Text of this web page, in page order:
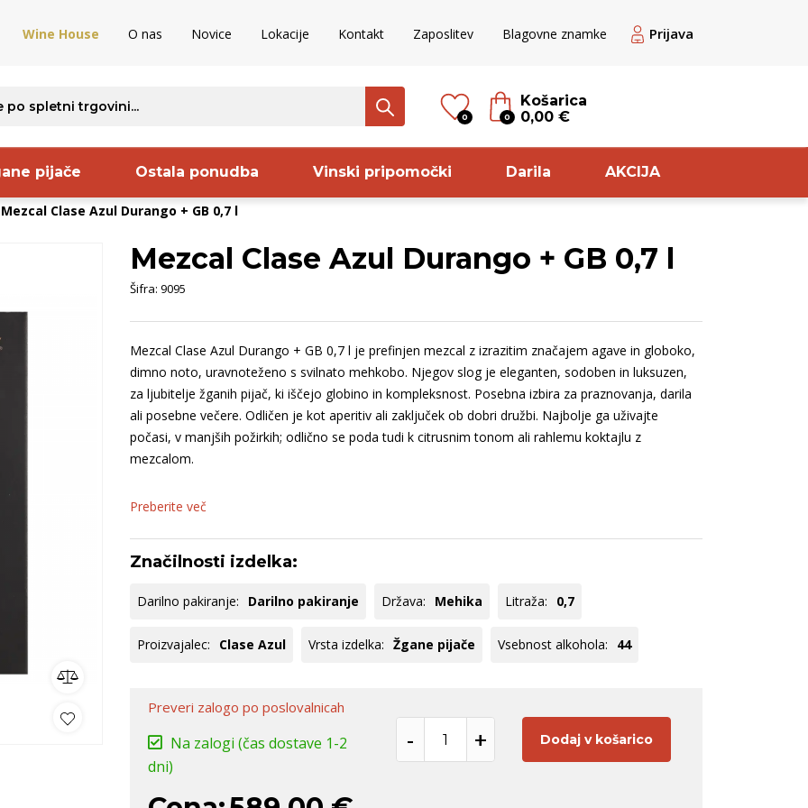
Wine House O nas Novice Lokacije Kontakt Zaposlitev Blagovne znamke Prijava
0 0
Košarica
0,00 €
ponudba
Regija
Vipavska
Dolenjska
Istra
Bela Krajina
Kras
Goriška Brda
Poglej vse
Frelih
Codorniu
Sanctum
Keltis
Poglej vse
Bogato Belo /
Bogato rose
Sveže rdeče
Bogato rdeče
Sveže belo
Rebula
Pikolit
Zelen
Glera
Modri pinot
Cuve
Pinela
pijače Ostala ponudba Vinski pripomočki Darila AKCIJA
Mezcal Clase Azul Durango + GB 0,7 l
Mezcal Clase Azul Durango + GB 0,7 l
Šifra: 9095
Mezcal Clase Azul Durango + GB 0,7 l je prefinjen mezcal z izrazitim značajem agave in globoko,
dimno noto, uravnoteženo s svilnato mehkobo. Njegov slog je eleganten, sodoben in luksuzen,
za ljubitelje žganih pijač, ki iščejo globino in kompleksnost. Posebna izbira za praznovanja, darila
ali posebne večere. Odličen je kot aperitiv ali zaključek ob dobri družbi. Najbolje ga uživajte
počasi, v manjših požirkih; odlično se poda tudi k citrusnim tonom ali rahlemu koktajlu z
mezcalom.
Preberite več
Značilnosti izdelka:
Darilno pakiranje: Darilno pakiranje Država: Mehika Litraža: 0,7
Proizvajalec: Clase Azul Vrsta izdelka: Žgane pijače Vsebnost alkohola: 44
Preveri zalogo po poslovalnicah
Na zalogi (čas dostave 1-2
dni)
- + Dodaj v košarico